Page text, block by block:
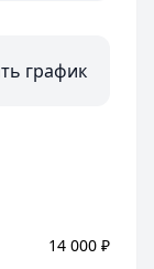
график
14 000 ₽